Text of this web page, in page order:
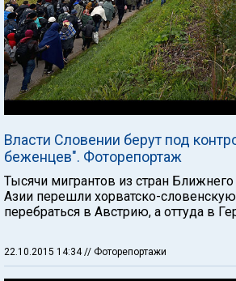
Власти Словении берут под
беженцев". Фоторепортаж
Тысячи мигрантов из стран
Азии перешли хорватско-
перебраться в Австрию, а оттуда в
22.10.2015 14:34 // Фоторепортажи